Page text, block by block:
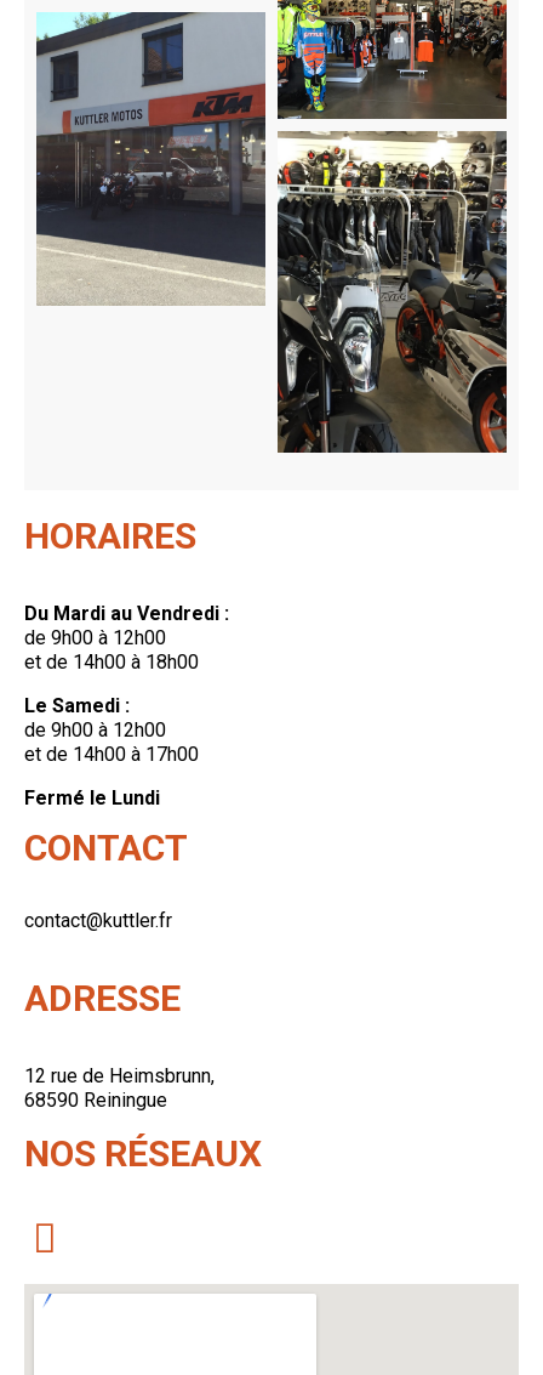
HORAIRES
Du Mardi au Vendredi :
de 9h00 à 12h00
et de 14h00 à 18h00
Le Samedi :
de 9h00 à 12h00
et de 14h00 à 17h00
Fermé le Lundi
CONTACT
contact@kuttler.fr
ADRESSE
12 rue de Heimsbrunn,
68590 Reiningue
NOS RÉSEAUX